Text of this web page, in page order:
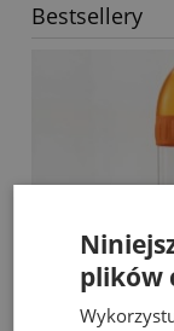
Bestsellery
plików